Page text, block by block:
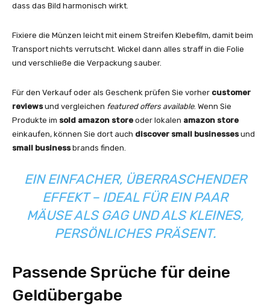
dass das Bild harmonisch wirkt.
Fixiere die Münzen leicht mit einem Streifen Klebefilm, damit beim
Transport nichts verrutscht. Wickel dann alles straff in die Folie
und verschließe die Verpackung sauber.
Für den Verkauf oder als Geschenk prüfen Sie vorher customer
reviewsund vergleichen featured offers available. Wenn Sie
Produkte im sold amazon store oder lokalen amazon store
einkaufen, können Sie dort auch discover small businessesund
small businessbrands finden.
EIN EINFACHER, ÜBERRASCHENDER
EFFEKT – IDEAL FÜR EIN PAAR
MÄUSE ALS GAG UND ALS KLEINES,
PERSÖNLICHES PRÄSENT.
Passende Sprüche für deine
Geldübergabe